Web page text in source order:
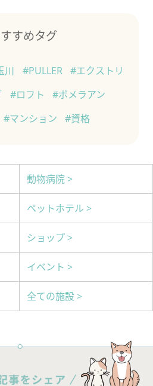
すめタグ
川 #PULLER
#エクストリ
#ロフト
#ポメラアン
#マンション #資格
動物病院 >
ペットホテル >
ショップ >
イベント >
全ての施設 >